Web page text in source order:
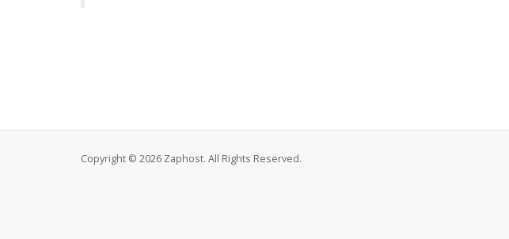
Copyright © 2026 Zaphost. All Rights Reserved.